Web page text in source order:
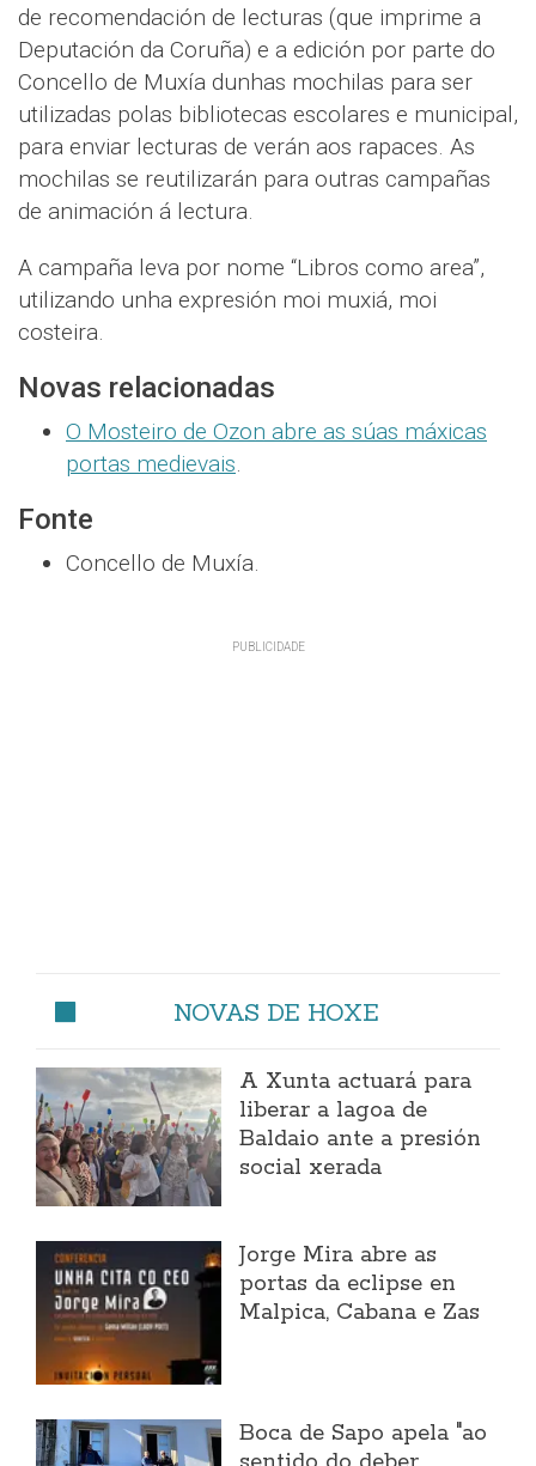
de recomendación de lecturas (que imprime a
Deputación da Coruña) e a edición por parte do
Concello de Muxía dunhas mochilas para ser
utilizadas polas bibliotecas escolares e municipal,
para enviar lecturas de verán aos rapaces. As
mochilas se reutilizarán para outras campañas
de animación á lectura.
A campaña leva por nome “Libros como area”,
utilizando unha expresión moi muxiá, moi
costeira.
Novas relacionadas
O Mosteiro de Ozon abre as súas máxicas
portas medievais.
Fonte
Concello de Muxía.
NOVAS DE HOXE
A Xunta actuará para
liberar a lagoa de
Baldaio ante a presión
social xerada
Jorge Mira abre as
portas da eclipse en
Malpica, Cabana e Zas
Boca de Sapo apela "ao